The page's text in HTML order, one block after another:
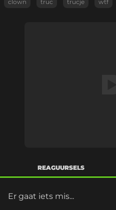
clown truc trucje wtf
REAGUURSELS
Er gaat iets mis...